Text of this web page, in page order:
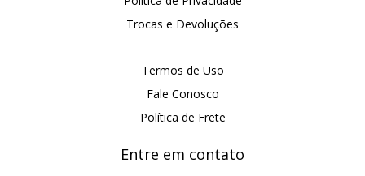
Trocas e Devoluções
Termos de Uso
Fale Conosco
Política de Frete
Entre em contato